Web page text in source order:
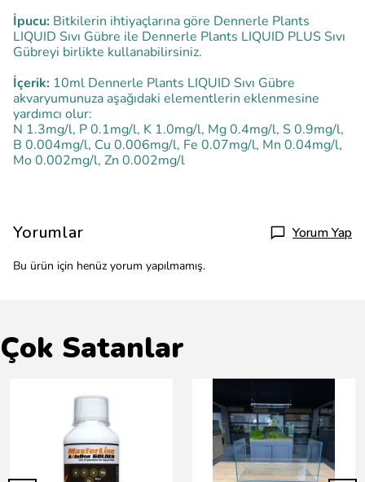
İpucu: Bitkilerin ihtiyaçlarına göre Dennerle Plants
LIQUID Sıvı Gübre ile Dennerle Plants LIQUID PLUS Sıvı
Gübreyi birlikte kullanabilirsiniz.
İçerik: 10ml Dennerle Plants LIQUID Sıvı Gübre
akvaryumunuza aşağıdaki elementlerin eklenmesine
yardımcı olur:
N 1.3mg/l, P 0.1mg/l, K 1.0mg/l, Mg 0.4mg/l, S 0.9mg/l,
B 0.004mg/l, Cu 0.006mg/l, Fe 0.07mg/l, Mn 0.04mg/l,
Mo 0.002mg/l, Zn 0.002mg/l
Yorumlar Yorum Yap
Bu ürün için henüz yorum yapılmamış.
Çok Satanlar